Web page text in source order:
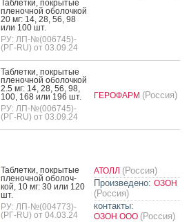
Таб­летки, пок­ры­тые
пле­ноч­ной обо­лоч­кой
20 мг: 14, 28, 56, 98
или 100 шт.
РУ: ЛП-№(006745)-
(РГ-RU) от 03.09.24
Таб­летки, пок­ры­тые
пле­ноч­ной обо­лоч­кой
2.5 мг: 14, 28, 56, 98,
100, 168 или 196 шт.
РУ: ЛП-№(006745)-
(РГ-RU) от 03.09.24
ГЕРОФАРМ (Россия)
Таб­летки, пок­ры­тые
пле­ноч­ной обо­лоч­
кой, 10 мг: 30 или 120
шт.
РУ: ЛП-№(004773)-
(РГ-RU) от 04.03.24
АТОЛЛ (Россия)
Произведено: ОЗОН
(Россия)
контакты:
ОЗОН ООО (Россия)